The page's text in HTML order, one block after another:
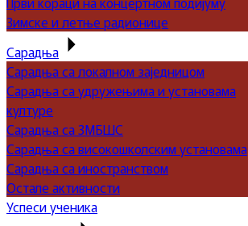
Зимске и летње радионице
Сарадња
Сарадња са локалном заједницом
Сарадња са удружењима и установама
културе
Сарадња са ЗМБШС
Сарадња са високошколским установама
Сарадња са иностранством
Остале активности
Успеси ученика